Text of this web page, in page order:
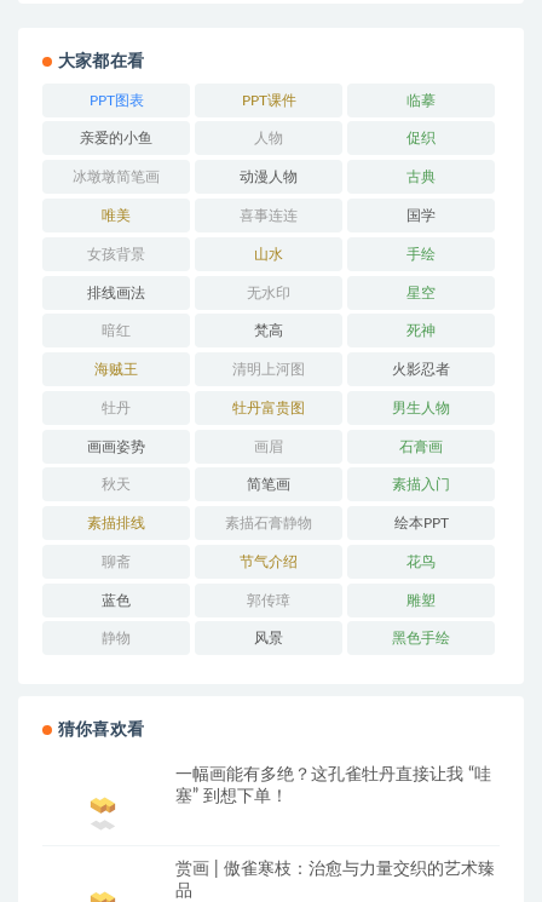
大家都在看
PPT图表 PPT课件 临摹
亲爱的小鱼 人物 促织
冰墩墩简笔画 动漫人物 古典
唯美 喜事连连 国学
女孩背景 山水 手绘
排线画法 无水印 星空
暗红 梵高 死神
海贼王 清明上河图 火影忍者
牡丹 牡丹富贵图 男生人物
画画姿势 画眉 石膏画
秋天 简笔画 素描入门
素描排线 素描石膏静物 绘本PPT
聊斋 节气介绍 花鸟
蓝色 郭传璋 雕塑
静物 风景 黑色手绘
猜你喜欢看
一幅画能有多绝？这孔雀牡丹直接让我 “哇
塞” 到想下单！
赏画 | 傲雀寒枝：治愈与力量交织的艺术臻
品